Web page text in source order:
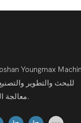
معالجة المعادن لأكثر من 20 عامًا.